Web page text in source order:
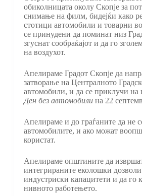
обиколницата околу Скопје за
снимање на филм, бидејќи како
стотици автомобили и товарни
се принудени да поминат низ
згуснат сообраќајот и да го
на воздухот.
Апелираме Градот Скопје да
затворање на Централното
автомобили, и да се приклучи на
Ден без автомобили на 22
Апелираме и до граѓаните да не
автомобилите, и ако можат
користат.
Апелираме општините да
интегрираните еколошки
индустриски капацитети и да го
нивното работењето.